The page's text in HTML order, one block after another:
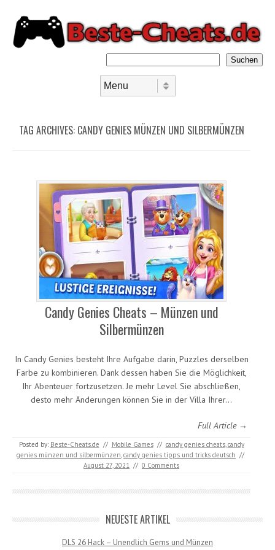
Suchen
TAG ARCHIVES: CANDY GENIES MÜNZEN UND SILBERMÜNZEN
Candy Genies Cheats – Münzen und
Silbermünzen
In Candy Genies besteht Ihre Aufgabe darin, Puzzles derselben
Farbe zu kombinieren. Dank dessen haben Sie die Möglichkeit,
Ihr Abenteuer fortzusetzen. Je mehr Level Sie abschließen,
desto mehr Änderungen können Sie in der Villa Ihrer…
Full Article →
Posted by: Beste-Cheats.de // Mobile Games // candy genies cheats, candy
genies münzen und silbermünzen candy genies tipps und tricks deutsch //
August 27, 2021 // 0 Comments
NEUESTE ARTIKEL
DLS 26 Hack – Unendlich Gems und Münzen